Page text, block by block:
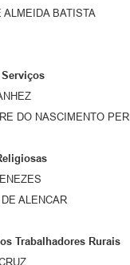
ALMEIDA BATISTA
Serviços
DO NASCIMENTO
ALENCAR
Trabalhadores Rurais